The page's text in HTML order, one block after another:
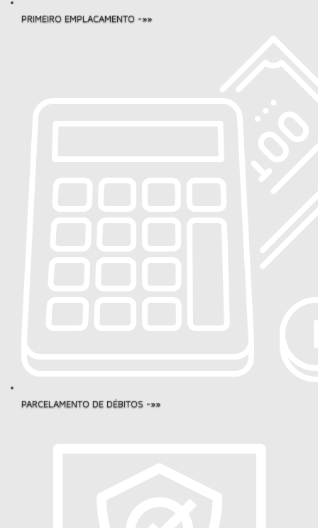
PRIMEIRO EMPLACAMENTO -»»
PARCELAMENTO DE DÉBITOS -»»